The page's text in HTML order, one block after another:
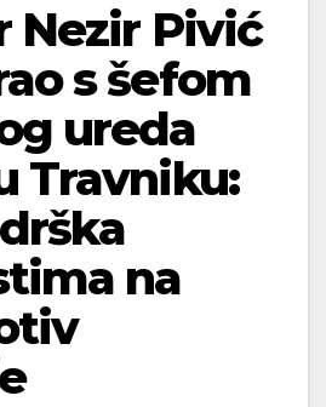
Nezir Pivić
s šefom
ureda
Travniku:
na